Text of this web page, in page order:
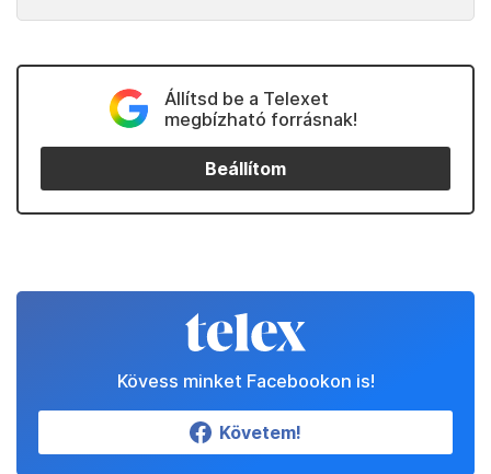
Állítsd be a Telexet
megbízható forrásnak!
Beállítom
Kövess minket Facebookon is!
Követem!